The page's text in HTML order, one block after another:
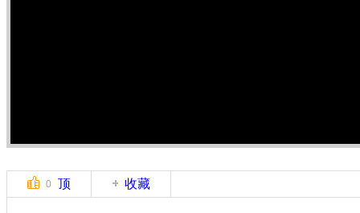
0 顶 收藏